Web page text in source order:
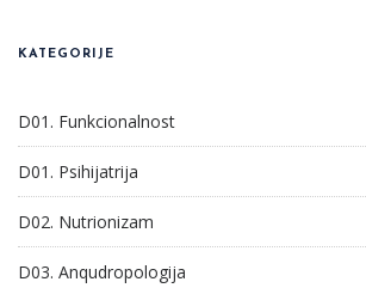
KATEGORIJE
D01. Funkcionalnost
D01. Psihijatrija
D02. Nutrionizam
D03. Anqudropologija